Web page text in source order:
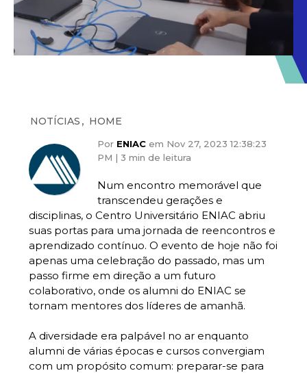
NOTÍCIAS , HOME
Por ENIAC em Nov 27, 2023 12:38:23
PM |3 min de leitura
Num encontro memorável que
transcendeu gerações e
disciplinas, o Centro Universitário ENIAC abriu
suas portas para uma jornada de reencontros e
aprendizado contínuo. O evento de hoje não foi
apenas uma celebração do passado, mas um
passo firme em direção a um futuro
colaborativo, onde os alumni do ENIAC se
tornam mentores dos líderes de amanhã.
A diversidade era palpável no ar enquanto
alumni de várias épocas e cursos convergiam
com um propósito comum: preparar-se para